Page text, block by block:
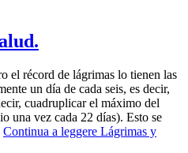
el récord de lágrimas lo tienen las
un día de cada seis, es decir,
cuadruplicar el máximo del
una vez cada 22 días). Esto se
Continua a leggere Lágrimas y